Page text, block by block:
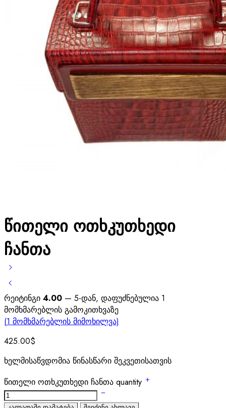
წითელი ოთხკუთხედი
ჩანთა
რეიტინგი 4.00 — 5-დან, დაფუძნებულია 1
მომხმარებლის გამოკითხვაზე
(1 მომხმარებლის მიმოხილვა)
425.00$
ხელმისაწვდომია წინასწარი შეკვეთისათვის
წითელი ოთხკუთხედი ჩანთა quantity